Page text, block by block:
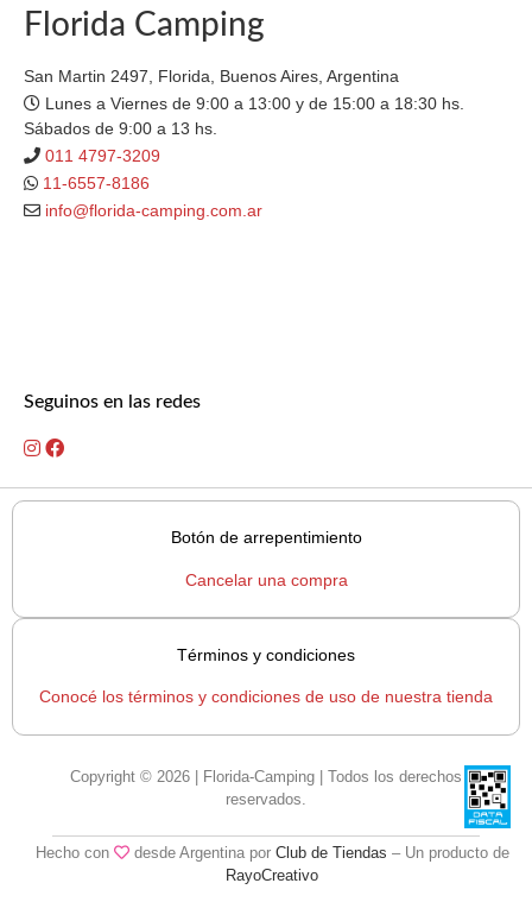
Florida Camping
San Martin 2497, Florida, Buenos Aires, Argentina
Lunes a Viernes de 9:00 a 13:00 y de 15:00 a 18:30 hs.
Sábados de 9:00 a 13 hs.
011 4797-3209
11-6557-8186
info@florida-camping.com.ar
Seguinos en las redes
Botón de arrepentimiento
Cancelar una compra
Términos y condiciones
Conocé los términos y condiciones de uso de nuestra tienda
Copyright © 2026 | Florida-Camping | Todos los derechos
reservados.
Hecho con desde Argentina por Club de Tiendas – Un producto de
RayoCreativo